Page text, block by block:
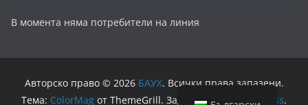
В момента няма потребители на линия
Авторско право © 2026 БАУХ. Всички права запазени.
Тема: ColorMag от ThemeGrill. Задвижван отWordPress.